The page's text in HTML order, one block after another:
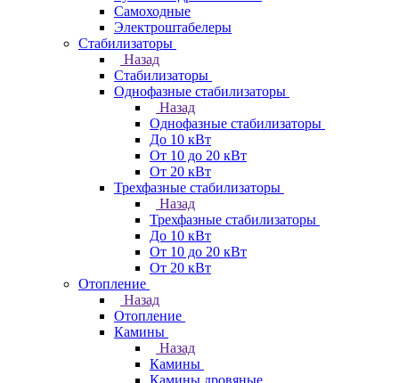
Самоходные
Электроштабелеры
Стабилизаторы
Назад
Стабилизаторы
Однофазные стабилизаторы
Назад
Однофазные стабилизаторы
До 10 кВт
От 10 до 20 кВт
От 20 кВт
Трехфазные стабилизаторы
Назад
Трехфазные стабилизаторы
До 10 кВт
От 10 до 20 кВт
От 20 кВт
Отопление
Назад
Отопление
Камины
Назад
Камины
Камины дровяные